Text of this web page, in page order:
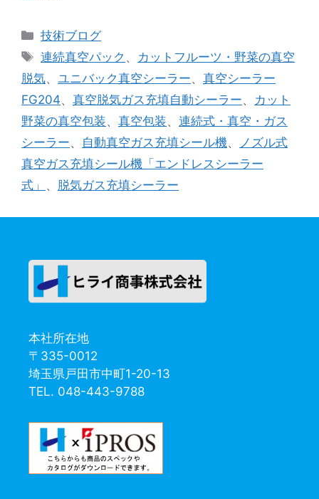
カ
テ
リ
ー
技術ブログ
タ
グ
連続真空パック 、 カットフルーツ・野菜の真空
脱気、 ユニバック真空シーラー、 真空シーラー
FG204、 真空脱気ガス充填自動シーラー、 カット
野菜の真空包装、 真空包装、 連続式・真空・ガス
シーラー、 自動真空ガス充填シール機、
ノズル式
真空ガス充填シール機「エンドレスシーラー
式」 、 脱気ガス充填シーラー
本社所在地
〒335-0012
埼玉県戸田市中町1-20-13
TEL. 048-443-9788